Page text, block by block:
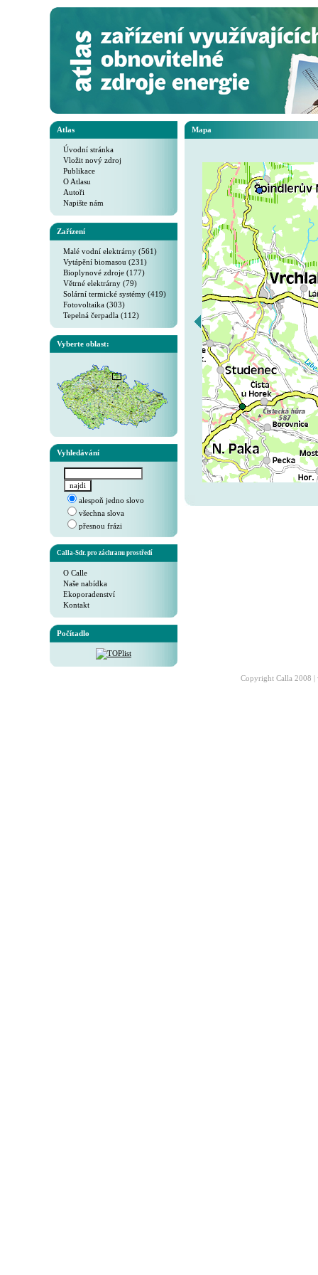
Atlas
Úvodní stránka
Vložit nový zdroj
Publikace
O Atlasu
Autoři
Napište nám
Zařízení
Malé vodní elektrárny (561)
Vytápění biomasou (231)
Bioplynové zdroje (177)
Větrné elektrárny (79)
Solární termické systémy (419)
Fotovoltaika (303)
Tepelná čerpadla (112)
Vyberte oblast:
Vyhledávání
alespoň jedno slovo
všechna slova
přesnou frázi
Calla-Sdr. pro záchranu prostředí
O Calle
Naše nabídka
Ekoporadenství
Kontakt
Počítadlo
Mapa
Copyright Calla 2008 |